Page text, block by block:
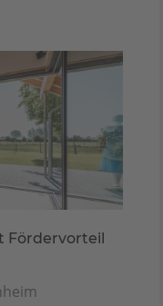
Fördervorteil